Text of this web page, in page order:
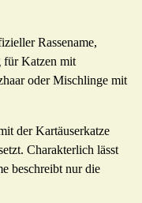
Rassename,
für Katzen mit
oder Mischlinge mit
der Kartäuserkatze
Charakterlich lässt
beschreibt nur die